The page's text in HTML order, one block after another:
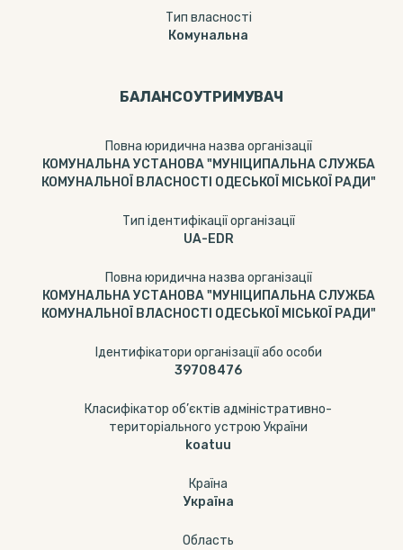
Тип власності
Комунальна
БАЛАНСОУТРИМУВАЧ
Повна юридична назва організації
КОМУНАЛЬНА УСТАНОВА "МУНІЦИПАЛЬНА СЛУЖБА
КОМУНАЛЬНОЇ ВЛАСНОСТІ ОДЕСЬКОЇ МІСЬКОЇ РАДИ"
Тип ідентифікації організації
UA-EDR
Повна юридична назва організації
КОМУНАЛЬНА УСТАНОВА "МУНІЦИПАЛЬНА СЛУЖБА
КОМУНАЛЬНОЇ ВЛАСНОСТІ ОДЕСЬКОЇ МІСЬКОЇ РАДИ"
Ідентифікатори організації або особи
39708476
Класифікатор об’єктів адміністративно-
територіального устрою України
koatuu
Країна
Україна
Область